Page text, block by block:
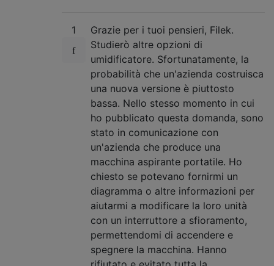
1
Grazie per i tuoi pensieri, Filek.
Studierò altre opzioni di
umidificatore. Sfortunatamente, la
probabilità che un'azienda costruisca
una nuova versione è piuttosto
bassa. Nello stesso momento in cui
ho pubblicato questa domanda, sono
stato in comunicazione con
un'azienda che produce una
macchina aspirante portatile. Ho
chiesto se potevano fornirmi un
diagramma o altre informazioni per
aiutarmi a modificare la loro unità
con un interruttore a sfioramento,
permettendomi di accendere e
spegnere la macchina. Hanno